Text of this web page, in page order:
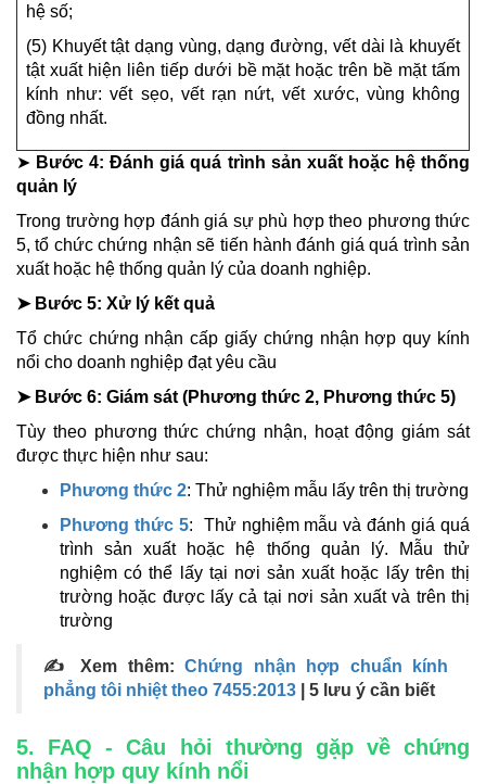
hệ số;
(5) Khuyết tật dạng vùng, dạng đường, vết dài là khuyết
tật xuất hiện liên tiếp dưới bề mặt hoặc trên bề mặt tấm
kính như: vết sẹo, vết rạn nứt, vết xước, vùng không
đồng nhất.
➤ Bước 4: Đánh giá quá trình sản xuất hoặc hệ thống
quản lý
Trong trường hợp đánh giá sự phù hợp theo phương thức
5, tổ chức chứng nhận sẽ tiến hành đánh giá quá trình sản
xuất hoặc hệ thống quản lý của doanh nghiệp.
➤ Bước 5: Xử lý kết quả
Tổ chức chứng nhận cấp giấy chứng nhận hợp quy kính
nổi cho doanh nghiệp đạt yêu cầu
➤ Bước 6: Giám sát (Phương thức 2, Phương thức 5)
Tùy theo phương thức chứng nhận, hoạt động giám sát
được thực hiện như sau:
Phương thức 2: Thử nghiệm mẫu lấy trên thị trường
Phương thức 5: Thử nghiệm mẫu và đánh giá quá
trình sản xuất hoặc hệ thống quản lý. Mẫu thử
nghiệm có thể lấy tại nơi sản xuất hoặc lấy trên thị
trường hoặc được lấy cả tại nơi sản xuất và trên thị
trường
✍ Xem thêm: Chứng nhận hợp chuẩn kính
phẳng tôi nhiệt theo 7455:2013 | 5 lưu ý cần biết
5. FAQ - Câu hỏi thường gặp về chứng
nhận hợp quy kính nổi